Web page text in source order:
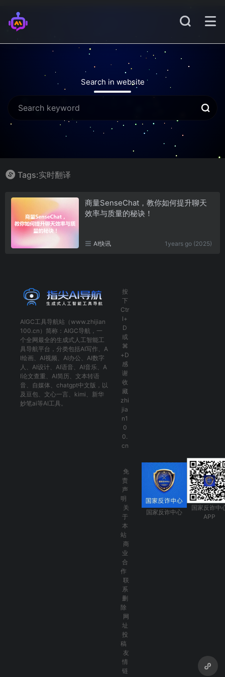
Search in website
Tags:实时翻译
商量SenseChat，教你如何提升聊天
效率与质量的秘诀！
AI快讯 1years go (2025)
AIGC工具导航站（www.zhijian
100.cn）简称： AIGC导航 ，一
个全网最全的生成式人工智能工
具导航平台，分类包括AI写作 、 A
I绘画 、 AI视频 、 AI办公 、 AI数字
人 、 AI设计、 AI语音、 AI音乐、 A
I论文查重 、 AI简历 、 文本转语
音、 自媒体 、 chatgpt中文版 ，以
及 豆包、 文心一言 、 kimi 、 新华
妙笔ai等AI工具。
按
下
Ctr
l+
D
或
⌘
+D
感
谢
收
藏
zhi
jia
n1
0
0.
cn
免
责
声
明
关
于
本
站
商
业
合
作
联
系
删
除
网
址
投
稿
友
情
链
国家反诈中心
国家反诈中
APP